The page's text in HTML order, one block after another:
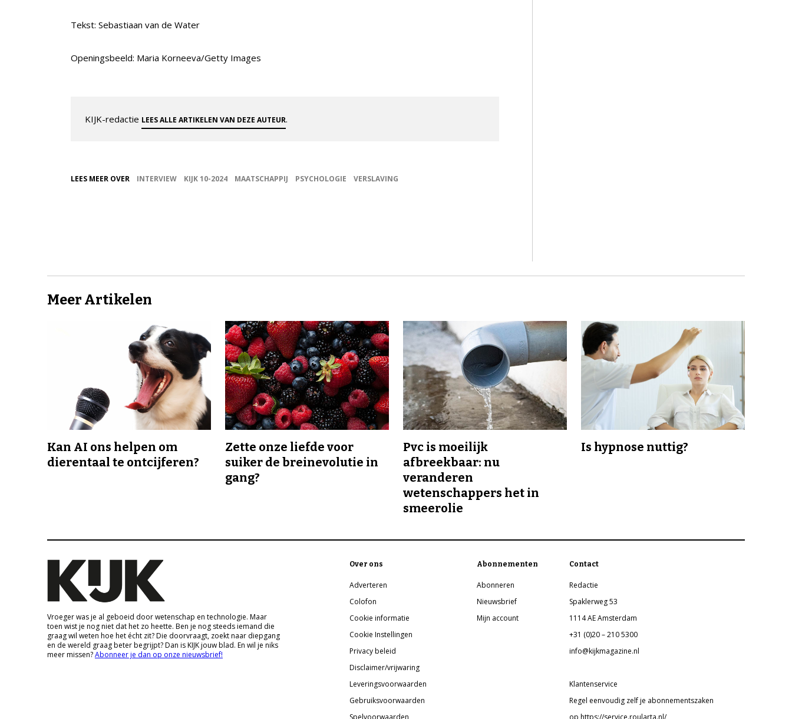
Tekst: Sebastiaan van de Water
Openingsbeeld: Maria Korneeva/Getty Images
KIJK-redactie LEES ALLE ARTIKELEN VAN DEZE AUTEUR.
LEES MEER OVER INTERVIEW KIJK 10-2024 MAATSCHAPPIJ PSYCHOLOGIE VERSLAVING
Meer Artikelen
Kan AI ons helpen om
dierentaal te ontcijferen?
Zette onze liefde voor
suiker de breinevolutie in
gang?
Pvc is moeilijk
afbreekbaar: nu
veranderen
wetenschappers het in
smeerolie
Is hypnose nuttig?
Vroeger was je al geboeid door wetenschap en technologie. Maar
toen wist je nog niet dat het zo heette. Ben je nog steeds iemand die
graag wil weten hoe het écht zit? Die doorvraagt, zoekt naar diepgang
en de wereld graag beter begrijpt? Dan is KIJK jouw blad. En wil je niks
meer missen?Abonneer je dan op onze nieuwsbrief!
Over ons
Adverteren
Colofon
Cookie informatie
Cookie Instellingen
Privacy beleid
Disclaimer/vrijwaring
Leveringsvoorwaarden
Gebruiksvoorwaarden
Spelvoorwaarden
Abonnementen
Abonneren
Nieuwsbrief
Mijn account
Contact
Redactie
Spaklerweg 53
1114 AE Amsterdam
+31 (0)20 – 210 5300
info@kijkmagazine.nl
Klantenservice
Regel eenvoudig zelf je abonnementszaken
op https://service.roularta.nl/